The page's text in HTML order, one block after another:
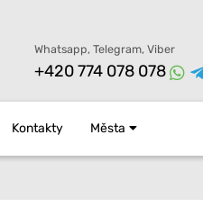
Whatsapp, Telegram, Viber
+420 774 078 078
Kontakty Města